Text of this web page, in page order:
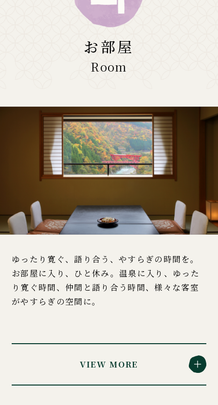
お部屋
Room
ゆったり寛ぐ、語り合う、やすらぎの時間を。
お部屋に入り、ひと休み。温泉に入り、ゆった
り寛ぐ時間、仲間と語り合う時間、様々な客室
がやすらぎの空間に。
VIEW MORE